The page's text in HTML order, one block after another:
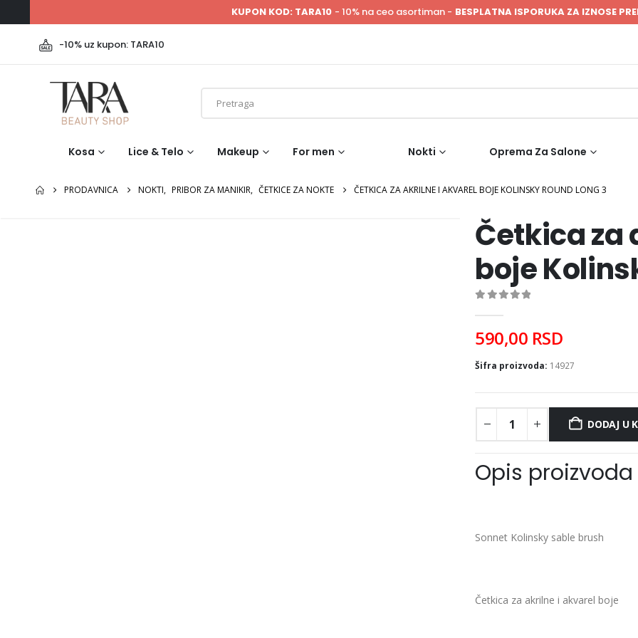
KUPON KOD: TARA10 - 10% na ceo asortiman - BESPLATNA ISPORUKA ZA IZNOSE
-10% uz kupon: TARA10
Kosa Lice & Telo Makeup For men Nokti Oprema Za Salone
PRODAVNICA NOKTI, PRIBOR ZA MANIKIR, ČETKICE ZA NOKTE ČETKICA ZA AKRILNE I AKVAREL BOJE KOLINSKY ROUND LONG 3
Četkica za
boje
590,00 RSD
Šifra proizvoda: 14927
DODAJ U
Opis proizvoda
Sonnet Kolinsky sable brush
Četkica za akrilne i akvarel boje